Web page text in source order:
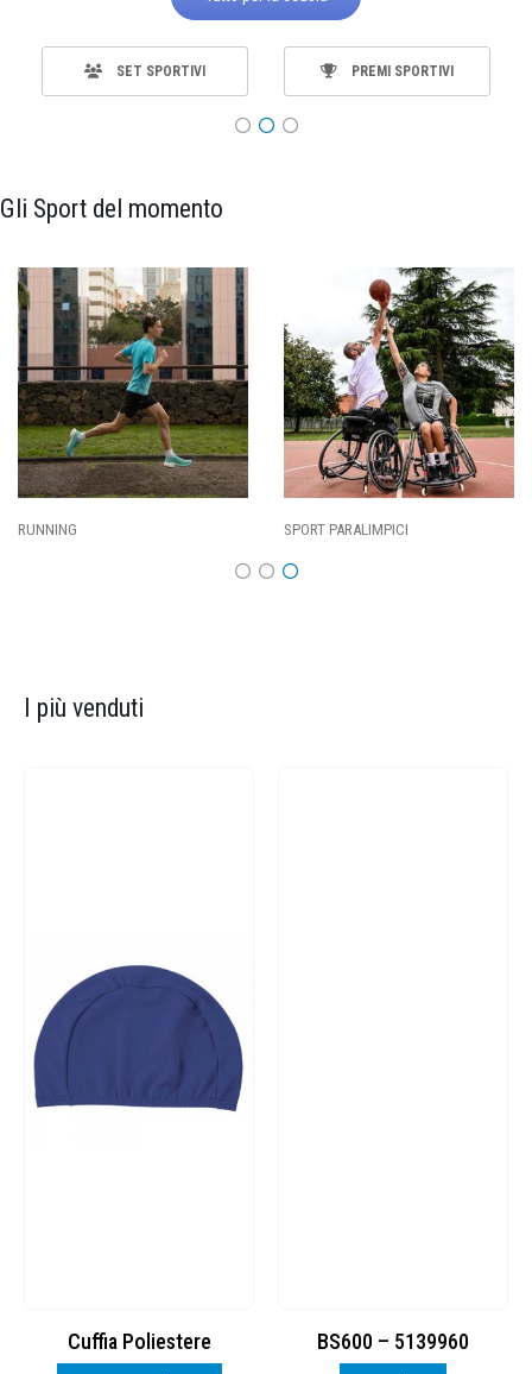
SET SPORTIVI PREMI SPORTIVI
Gli Sport del momento
I più venduti
Cuffia Poliestere BS600 – 5139960